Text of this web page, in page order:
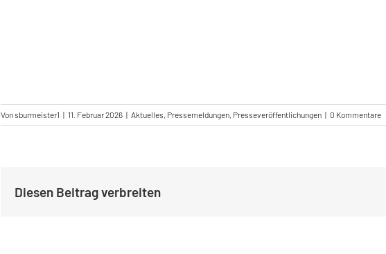
Vonsburmeister1 | 11. Februar 2026 | Aktuelles, Pressemeldungen, Presseveröffentlichungen | 0 Kommentare
Diesen Beitrag verbreiten